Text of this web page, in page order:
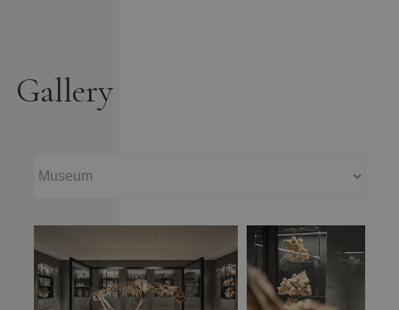
Gallery